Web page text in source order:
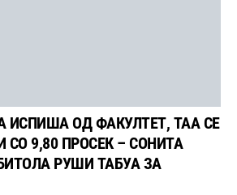
ИСПИША ОД ФАКУЛТЕТ, ТАА СЕ
СО 9,80 ПРОСЕК – СОНИТА
РУШИ ТАБУА ЗА